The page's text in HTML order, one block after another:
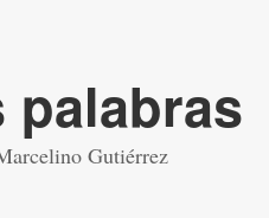
palabras
Gutiérrez